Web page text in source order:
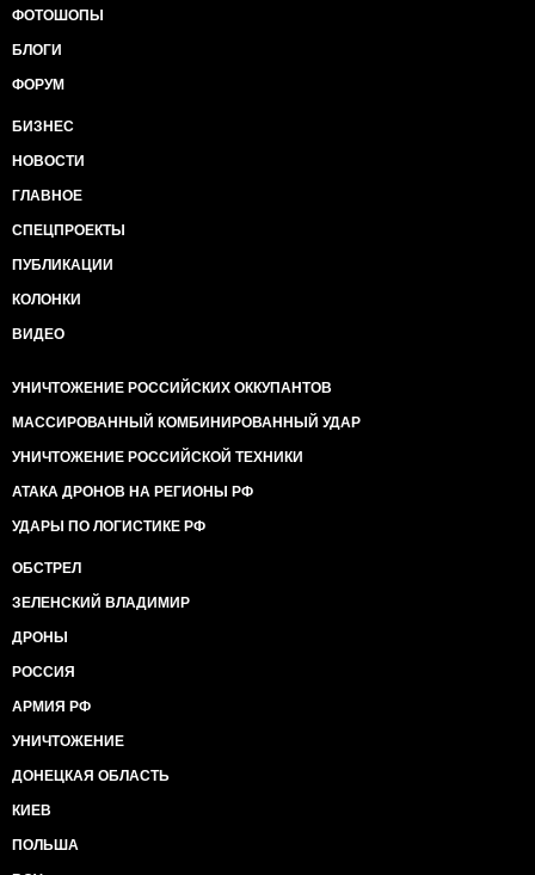
ФОТОШОПЫ
БЛОГИ
ФОРУМ
БИЗНЕС
НОВОСТИ
ГЛАВНОЕ
СПЕЦПРОЕКТЫ
ПУБЛИКАЦИИ
КОЛОНКИ
ВИДЕО
УНИЧТОЖЕНИЕ РОССИЙСКИХ ОККУПАНТОВ
МАССИРОВАННЫЙ КОМБИНИРОВАННЫЙ УДАР
УНИЧТОЖЕНИЕ РОССИЙСКОЙ ТЕХНИКИ
АТАКА ДРОНОВ НА РЕГИОНЫ РФ
УДАРЫ ПО ЛОГИСТИКЕ РФ
ОБСТРЕЛ
ЗЕЛЕНСКИЙ ВЛАДИМИР
ДРОНЫ
РОССИЯ
АРМИЯ РФ
УНИЧТОЖЕНИЕ
ДОНЕЦКАЯ ОБЛАСТЬ
КИЕВ
ПОЛЬША